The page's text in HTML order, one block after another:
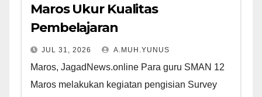
Maros Ukur Kualitas
Pembelajaran
JUL 31, 2026 A.MUH.YUNUS
Maros, JagadNews.online Para guru SMAN 12
Maros melakukan kegiatan pengisian Survey